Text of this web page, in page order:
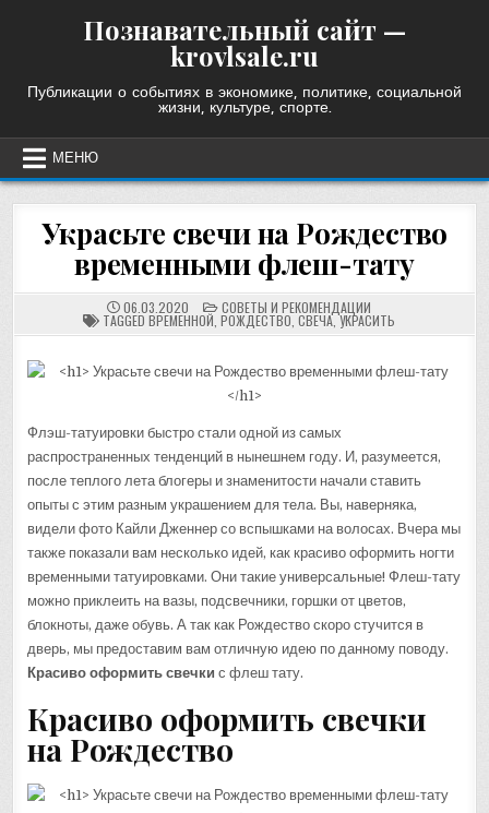
Познавательный сайт —
krovlsale.ru
Публикации о событиях в экономике, политике, социальной
жизни, культуре, спорте.
МЕНЮ
Украсьте свечи на Рождество
временными флеш-тату
06.03.2020 POSTED
IN
СОВЕТЫ И РЕКОМЕНДАЦИИ
TAGGED ВРЕМЕННОЙ РОЖДЕСТВО СВЕЧА ,УКРАСИТЬ
Флэш-татуировки быстро стали одной из самых
распространенных тенденций в нынешнем году. И, разумеется,
после теплого лета блогеры и знаменитости начали ставить
опыты с этим разным украшением для тела. Вы, наверняка,
видели фото Кайли Дженнер со вспышками на волосах. Вчера мы
также показали вам несколько идей, как красиво оформить ногти
временными татуировками. Они такие универсальные! Флеш-тату
можно приклеить на вазы, подсвечники, горшки от цветов,
блокноты, даже обувь. А так как Рождество скоро стучится в
дверь, мы предоставим вам отличную идею по данному поводу.
Красиво оформить свечки с флеш тату.
Красиво оформить свечки
на Рождество